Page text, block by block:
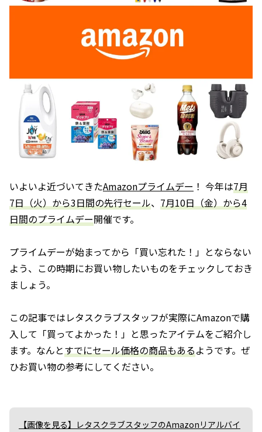
いよいよ近づいてきたAmazonプライムデー ！ 今年は7月
7日（火）から3日間の先行セール、 7月10日（金）から4
日間のプライムデー開催です。
プライムデーが始まってから「買い忘れた！」とならない
よう、この時期にお買い物したいものをチェックしておき
ましょう。
この記事ではレタスクラブスタッフが実際にAmazonで購
入して「買ってよかった！」と思ったアイテムをご紹介し
ます。なんとすでにセール価格の商品もあるようです。ぜ
ひお買い物の参考にしてください。
【画像を見る】レタスクラブスタッフのAmazonリアルバイ